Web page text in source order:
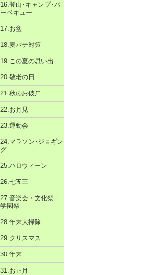
16.登山･キャンプ･バ
ーベキュー
17.お盆
18.夏バテ対策
19.この夏の思い出
20.敬老の日
21.秋のお彼岸
22.お月見
23.運動会
24.マラソン･ジョギン
グ
25.ハロウィーン
26.七五三
27.音楽会・文化祭・
学園祭
28.年末大掃除
29.クリスマス
30.年末
31.お正月